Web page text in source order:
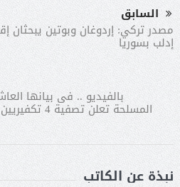
السابق
مصدر تركي: إردوغان وبوتين يبحثان
إدلب بسوريا
المسلحة تعلن تصفية 4 تكفيريين وتدمير 244 هدفاً للإرهابيين
نبذة عن الكاتب